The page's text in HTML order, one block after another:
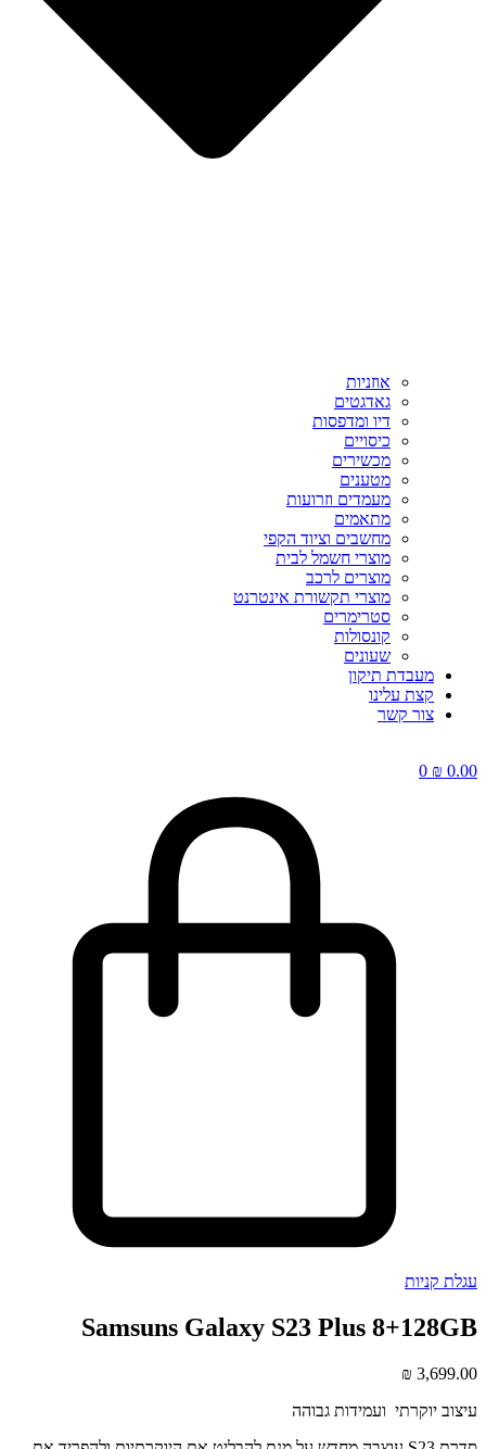
אוזניות
גאדגטים
דיו ומדפסות
כיסויים
מכשירים
מטענים
מעמדים וזרועות
מתאמים
מחשבים וציוד הקפי
מוצרי חשמל לבית
מוצרים לרכב
מוצרי תקשורת אינטרנט
סטרימרים
קונסולות
שעונים
מעבדת תיקון
קצת עלינו
צור קשר
₪0.00
0
עגלת קניות
Samsuns Galaxy S23 Plus 8+128GB
₪3,699.00
עיצוב יוקרתי ועמידות גבוהה